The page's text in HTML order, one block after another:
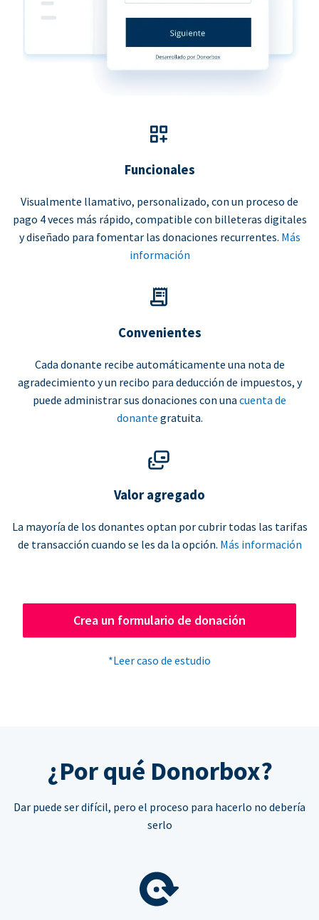
Funcionales
Visualmente llamativo, personalizado, con un proceso de
pago 4 veces más rápido, compatible con billeteras digitales
y diseñado para fomentar las donaciones recurrentes. Más
información
Convenientes
Cada donante recibe automáticamente una nota de
agradecimiento y un recibo para deducción de impuestos, y
puede administrar sus donaciones con una cuenta de
donante gratuita.
Valor agregado
La mayoría de los donantes optan por cubrir todas las tarifas
de transacción cuando se les da la opción. Más información
Crea un formulario de donación
*Leer caso de estudio
¿Por qué Donorbox?
Dar puede ser difícil, pero el proceso para hacerlo no debería
serlo